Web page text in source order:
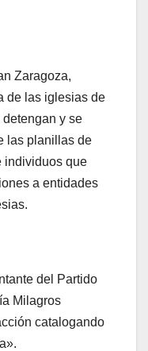
Zaragoza,
de las iglesias de
y se
las planillas de
individuos que
a entidades
del Partido
Milagros
catalogando